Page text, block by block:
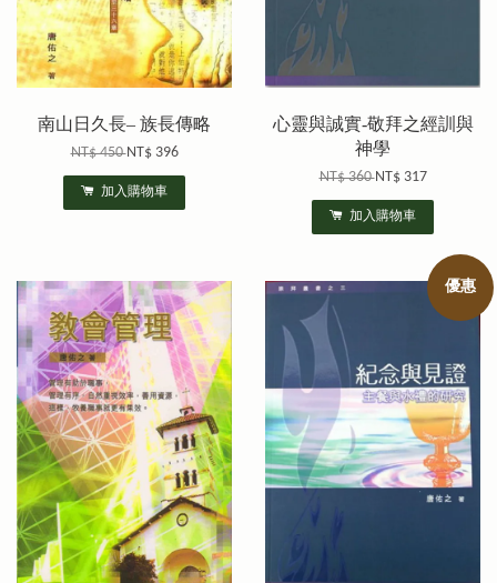
南山日久長– 族長傳略
NT$ 450NT$ 396
加入購物車
心靈與誠實-敬拜之經訓與
神學
NT$ 360NT$ 317
加入購物車
優惠